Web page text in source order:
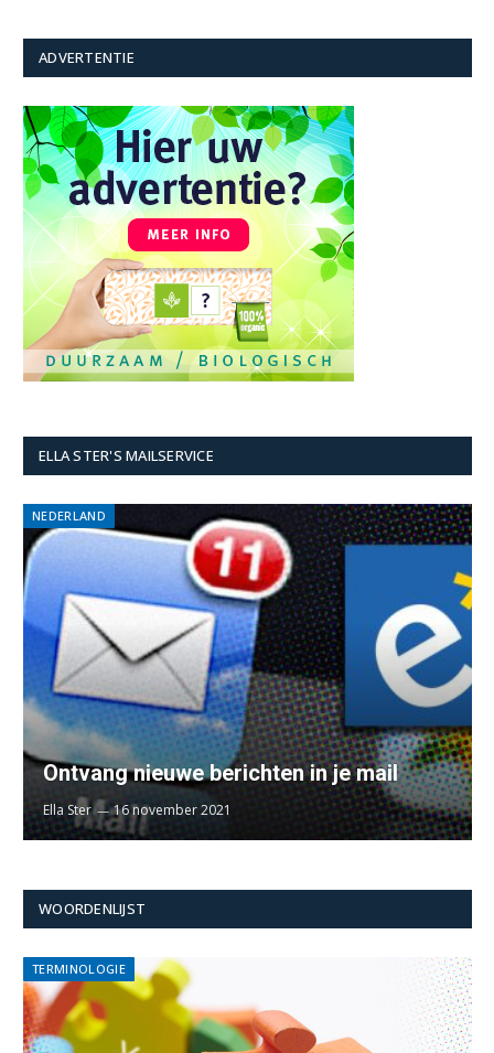
ADVERTENTIE
ELLA STER'S MAILSERVICE
NEDERLAND
Ontvang nieuwe berichten in je mail
Ella Ster 16 november 2021
WOORDENLIJST
TERMINOLOGIE